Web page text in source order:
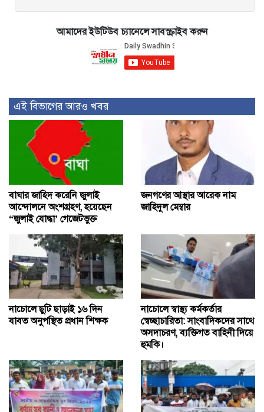
আমাদের ইউটিউব চ্যানেলে সাবস্ক্রাইব করুন
এই বিভাগের আরও খবর
বাঘার জাহিদ করেনি জুলাই
আন্দোলনে অংশগ্রহণ, হয়েছেন
“জুলাই যোদ্ধা’ গেজেটভুক্ত
জনগণের আস্থার আরেক নাম
জাহিদুল মেম্বার
নাচোলে ছুটি ছাড়াই ১৬ দিন
যাবত অনুপস্থিত প্রধান শিক্ষক
নাচোলে স্বাস্থ্য কর্মকর্তার
স্বেচ্ছাচারিতা: সাংবাদিকদের সাথে
অসদাচরণ, ব্যক্তিগত বাহিনী দিয়ে
হুমকি।